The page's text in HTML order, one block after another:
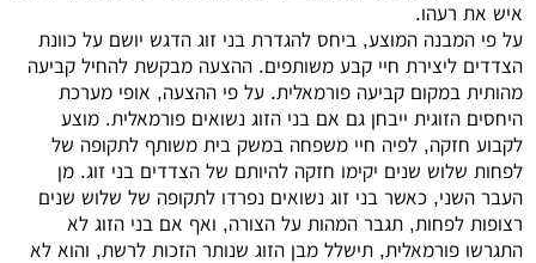
איש את רעהו.
על פי המבנה המוצע, ביחס להגדרת בני זוג הדגש יושם על כוונת
הצדדים ליצירת חיי קבע משותפים. ההצעה מבקשת להחיל קביעה
מהותית במקום קביעה פורמאלית. על פי ההצעה, אופי מערכת
היחסים הזוגית ייבחן גם אם בני הזוג נשואים פורמאלית. מוצע
לקבוע חזקה, לפיה חיי משפחה במשק בית משותף לתקופה של
לפחות שלוש שנים יקימו חזקה להיותם של הצדדים בני זוג. מן
העבר השני, כאשר בני זוג נשואים נפרדו לתקופה של שלוש שנים
רצופות לפחות, תגבר המהות על הצורה, ואף אם בני הזוג לא
התגרשו פורמאלית, תישלל מבן הזוג שנותר הזכות לרשת, והוא לא